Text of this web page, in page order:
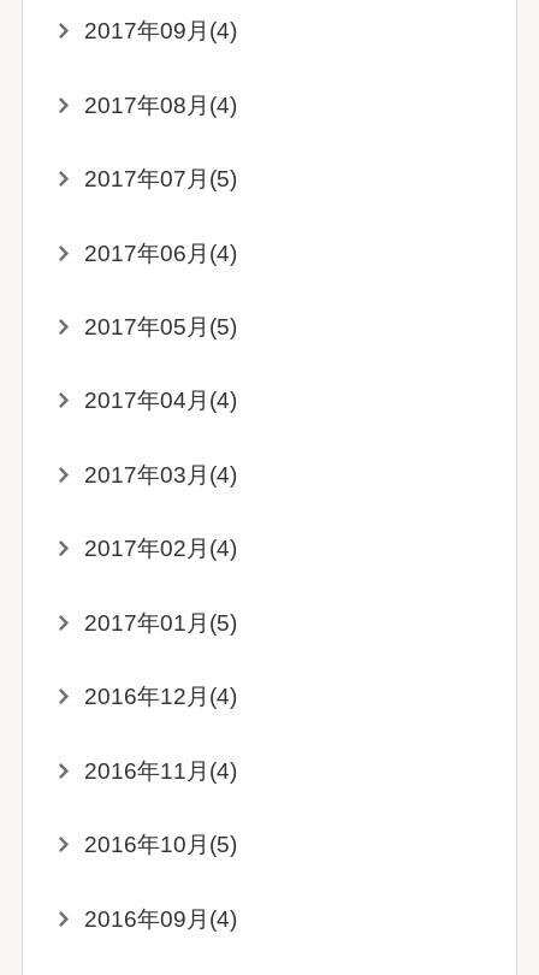
2017年09月(4)
2017年08月(4)
2017年07月(5)
2017年06月(4)
2017年05月(5)
2017年04月(4)
2017年03月(4)
2017年02月(4)
2017年01月(5)
2016年12月(4)
2016年11月(4)
2016年10月(5)
2016年09月(4)